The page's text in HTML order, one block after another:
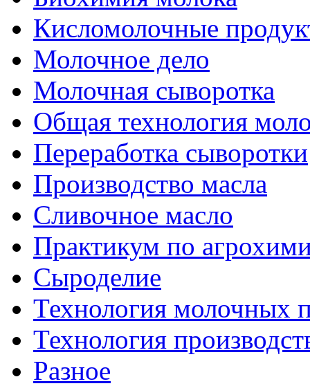
Кисломолочные
Молочное дело
Молочная сыворотка
Общая технология
Переработка сыворотки
Производство масла
Сливочное масло
Практикум по
Сыроделие
Технология молочных
Технология
Разное